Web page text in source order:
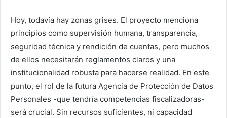
Hoy, todavía hay zonas grises. El proyecto menciona
principios como supervisión humana, transparencia,
seguridad técnica y rendición de cuentas, pero muchos
de ellos necesitarán reglamentos claros y una
institucionalidad robusta para hacerse realidad. En este
punto, el rol de la futura Agencia de Protección de Datos
Personales -que tendría competencias fiscalizadoras-
será crucial. Sin recursos suficientes, ni capacidad